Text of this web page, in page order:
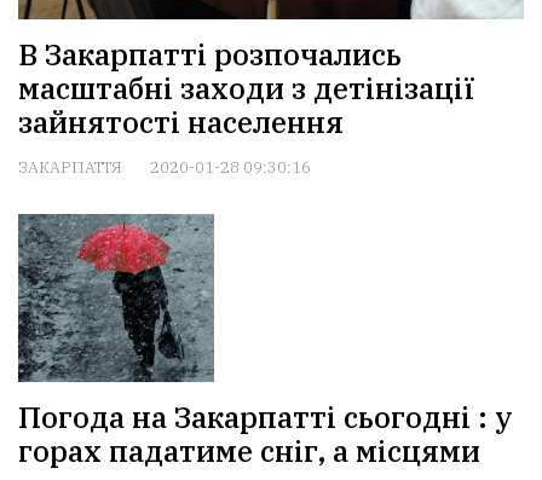
В Закарпатті розпочались
масштабні заходи з детінізації
зайнятості населення
ЗАКАРПАТТЯ 2020-01-28 09:30:16
Погода на Закарпатті сьогодні : у
горах падатиме сніг, а місцями